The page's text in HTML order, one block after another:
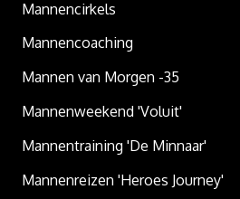
Mannencirkels
Mannencoaching
Mannen van Morgen -35
Mannenweekend 'Voluit'
Mannentraining 'De Minnaar'
Mannenreizen 'Heroes Journey'